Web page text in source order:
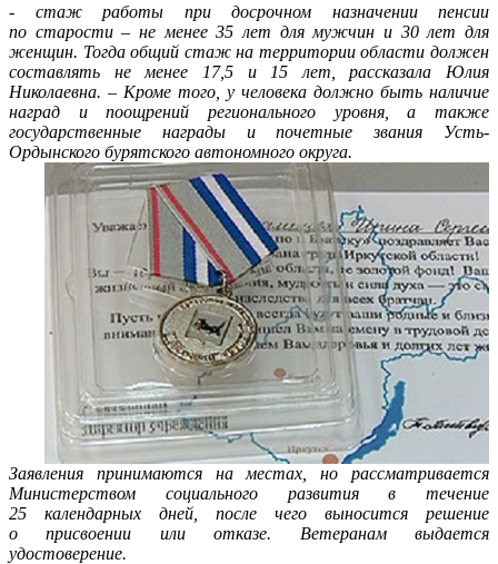
- стаж работы при досрочном назначении пенсии
по старости – не менее 35 лет для мужчин и 30 лет для
женщин. Тогда общий стаж на территории области должен
составлять не менее 17,5 и 15 лет, рассказала Юлия
Николаевна. – Кроме того, у человека должно быть наличие
наград и поощрений регионального уровня, а также
государственные награды и почетные звания Усть-
Ордынского бурятского автономного округа.
Заявления принимаются на местах, но рассматривается
Министерством социального развития в течение
25 календарных дней, после чего выносится решение
о присвоении или отказе. Ветеранам выдается
удостоверение.